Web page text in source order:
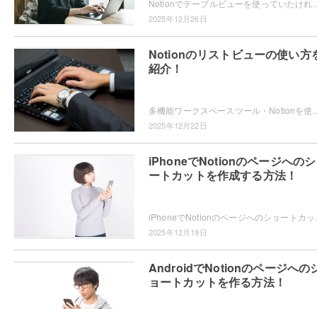
2025年12月26日
Notionのリストビューの使い方
紹介！
2025年12月22日
iPhoneでNotionのページへの
ートカットを作成する方法！
2025年12月19日
AndroidでNotionのページへの
ョートカットを作る方法！